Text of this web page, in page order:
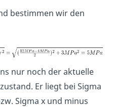
bestimmen wir den
nur noch der aktuelle
Er liegt bei Sigma
Sigma x und minus